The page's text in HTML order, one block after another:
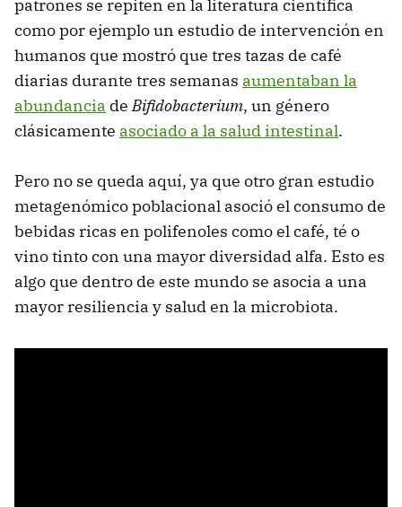
patrones se repiten en la literatura científica
como por ejemplo un estudio de intervención en
humanos que mostró que tres tazas de café
diarias durante tres semanas aumentaban la
abundancia deBifidobacterium, un género
clásicamente asociado a la salud intestinal.
Pero no se queda aquí, ya que otro gran estudio
metagenómico poblacional asoció el consumo de
bebidas ricas en polifenoles como el café, té o
vino tinto con una mayor diversidad alfa. Esto es
algo que dentro de este mundo se asocia a una
mayor resiliencia y salud en la microbiota.